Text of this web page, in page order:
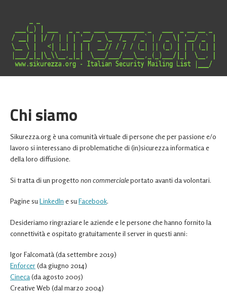
Chi siamo
Sikurezza.org è una comunità virtuale di persone che per passione e/o
lavoro si interessano di problematiche di (in)sicurezza informatica e
della loro diffusione.
Si tratta di un progetto non commercialeportato avanti da volontari.
Pagine su LinkedIn e su Facebook.
Desideriamo ringraziare le aziende e le persone che hanno fornito la
connettività e ospitato gratuitamente il server in questi anni:
Igor Falcomatà (da settembre 2019)
Enforcer(da giugno 2014)
Cineca (da agosto 2005)
Creative Web (dal marzo 2004)